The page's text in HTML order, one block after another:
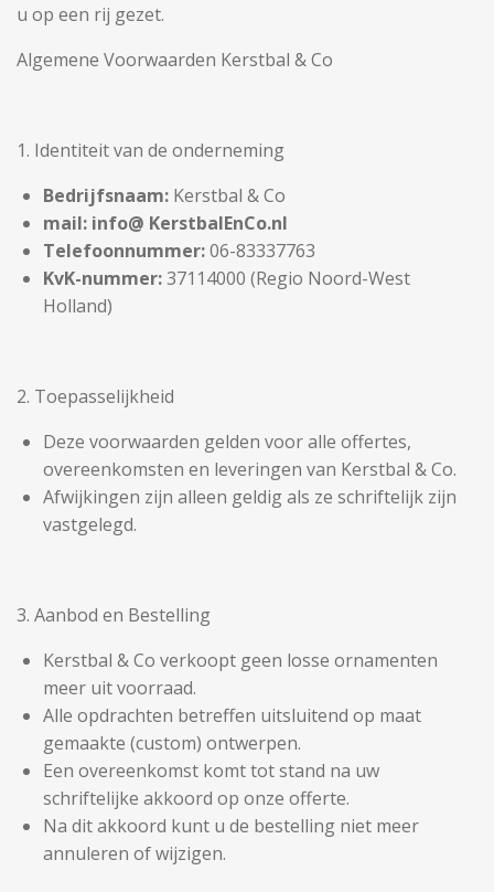
u op een rij gezet.
Algemene Voorwaarden Kerstbal & Co
1. Identiteit van de onderneming
Bedrijfsnaam: Kerstbal & Co
mail: info@ KerstbalEnCo.nl
Telefoonnummer:06-83337763
KvK-nummer:37114000 (Regio Noord-West
Holland)
2. Toepasselijkheid
Deze voorwaarden gelden voor alle offertes,
overeenkomsten en leveringen van Kerstbal & Co.
Afwijkingen zijn alleen geldig als ze schriftelijk zijn
vastgelegd.
3. Aanbod en Bestelling
Kerstbal & Co verkoopt geen losse ornamenten
meer uit voorraad.
Alle opdrachten betreffen uitsluitend op maat
gemaakte (custom) ontwerpen.
Een overeenkomst komt tot stand na uw
schriftelijke akkoord op onze offerte.
Na dit akkoord kunt u de bestelling niet meer
annuleren of wijzigen.